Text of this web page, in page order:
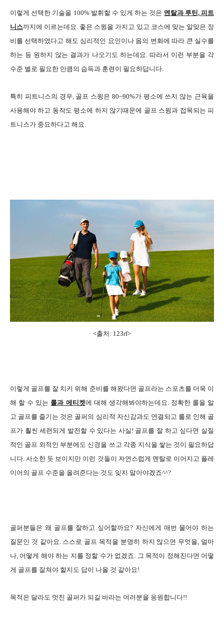
이렇게 선택한 기술을 100% 발휘할 수 있게 하는 것은 멘탈과 루틴, 피트
니스까지에 이르는데요. 좋은 스윙을 가지고 있고 코스에 맞는 알맞은 장
비를 선택하였다고 해도 심리적인 요인이나 몸의 변화에 따라 큰 실수를
하는 등 원하지 않는 결과가 나오기도 하는데요. 따라서 이런 부분을 각
수준 별로 필요한 만큼의 습득과 훈련이 필요하답니다.
특히 피트니스의 경우, 골프 스윙은 80~90%가 평소에 쓰지 않는 근육을
사용해야 하고 동작도 평소에 하지 않기때문에 골프 스윙과 접목되는 피
트니스가 중요하다고 해요.
<출처: 123rf>
이렇게 골프를 잘 치키 위해 준비를 해왔다면 골프라는 스포츠를 더욱 이
해 할 수 있는 룰과 에티켓에 대해 생각해봐야하는데요. 정확한 룰을 알
고 골프를 즐기는 것은 골퍼의 심리적 자신감과도 연결되고 룰로 인해 골
프가 훨씬 세련되게 발전할 수 있다는 사실! 골프를 잘 하고 싶다면 실질
적인 골프 외적인 부분에도 신경을 쓰고 각종 지식을 쌓는 것이 필요하답
니다. 사소한 듯 보이지만 이런 것들이 자연스럽게 멘탈로 이어지고 플레
이어의 골프 수준을 올려준다는 것도 잊지 말아야겠죠^^?
골퍼분들은 왜 골프를 잘하고 싶어할까요? 자신에게 매번 물어야 하는
질문인 것 같아요. 스스로 골프 목적을 분명히 하지 않으면 무엇을, 얼마
나, 어떻게 해야 하는 지를 정할 수가 없겠죠. 그 목적이 정해진다면 어떻
게 골프를 잘쳐야 할지도 답이 나올 것 같아요!
목적은 달라도 멋진 골퍼가 되길 바라는 여러분을 응원합니다!!